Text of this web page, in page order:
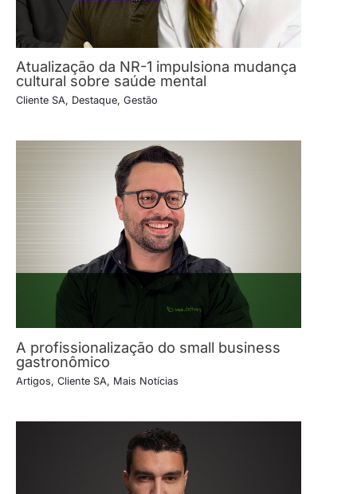
Atualização da NR-1 impulsiona mudança
cultural sobre saúde mental
Cliente SA, Destaque, Gestão
A profissionalização do small business
gastronômico
Artigos, Cliente SA, Mais Notícias